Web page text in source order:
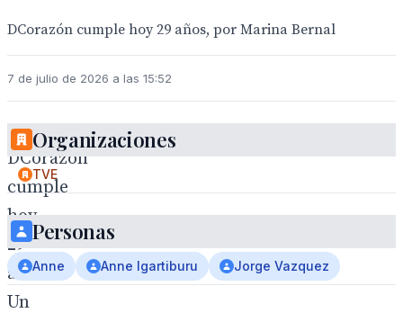
DCorazón cumple hoy 29 años, por Marina Bernal
7 de julio de 2026 a las 15:52
DCorazón
cumple
hoy
29
años.
Un
Organizaciones
TVE
Personas
Anne Anne Igartiburu Jorge Vazquez